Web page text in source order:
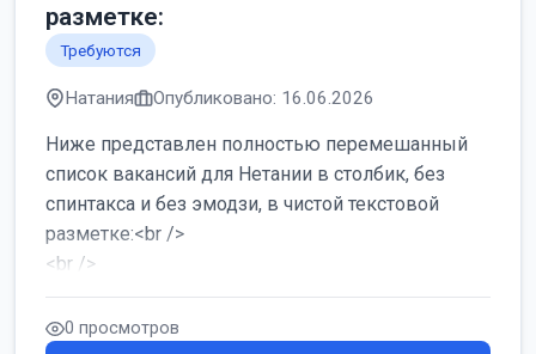
разметке:
Требуются
Натания Опубликовано: 16.06.2026
Ниже представлен полностью перемешанный
список вакансий для Нетании в столбик, без
спинтакса и без эмодзи, в чистой текстовой
разметке:<br />
<br />
Работа в Нетании на мебельном производстве:
требу...
0 просмотров